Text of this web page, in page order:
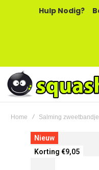
Hulp Nodig?
Home Salming
Ga
naar
het
Nieuw
Korting €9,05